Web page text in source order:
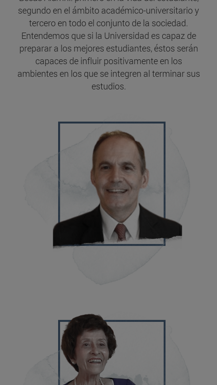
segundo en el ámbito académico-universitario y
tercero en todo el conjunto de la sociedad.
Entendemos que si la Universidad es capaz de
preparar a los mejores estudiantes, éstos serán
capaces de influir positivamente en los
ambientes en los que se integren al terminar sus
estudios.